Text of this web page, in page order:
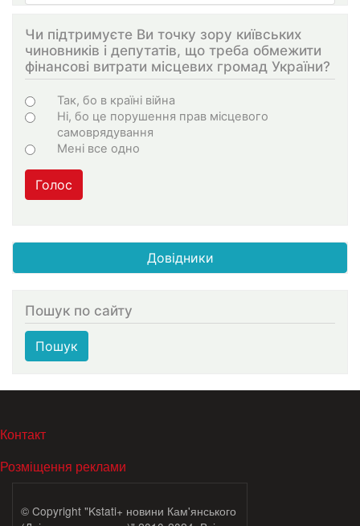
Чи підтримуєте Ви точку зору київських
чиновників і депутатів, що треба обмежити
фінансові витрати місцевих громад України?
Варіанти
Так, бо в країні війна
Ні, бо це порушення прав місцевого
самоврядування
Мені все одно
Голос
Довідники
Пошук по сайту
Пошук
МЕНЮ В ПОДВАЛЕ
Контакт
Розміщення реклами
© Copyright "Kstati+ новини Кам'янського